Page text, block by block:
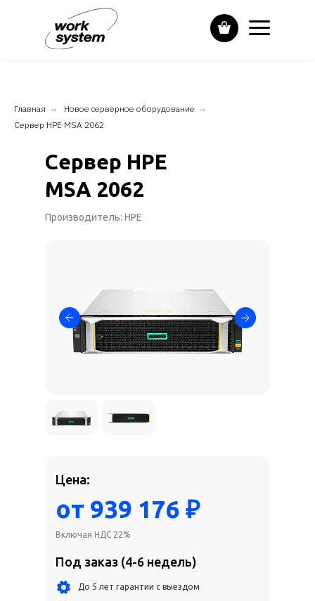
Главная → Новое серверное оборудование →
Сервер HPE MSA 2062
Сервер HPE
MSA 2062
Производитель: HPE
Цена:
Под заказ (4-6 недель)
от 939 176 ₽
Включая НДС 22%
До 5 лет гарантии с выездом